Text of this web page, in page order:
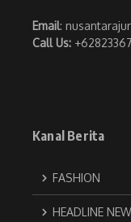
Email:
Call Us:
Kanal Berita
FASHION
HEADLINE